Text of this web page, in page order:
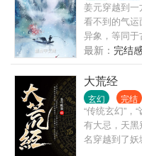
DNA的种植
锦奠基，内
事……
姜元穿越到
看不到的气
异象，等同
资】：剑道之
一切剑道法
永不堕入轮回
仙姿】：容貌
国！ 一条条
发现自己的
→体格非凡
性出众（绿
最新： 完结
大荒经
玄幻 完结
“传统玄幻”，
有大忌，天
名穿越到了